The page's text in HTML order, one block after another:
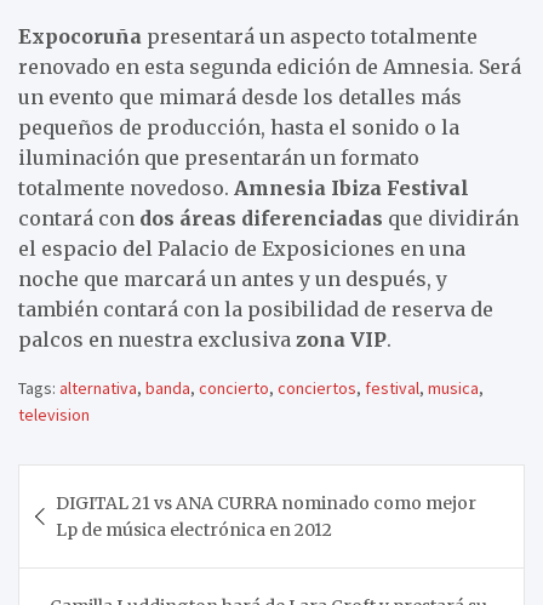
Expocoruña presentará un aspecto totalmente
renovado en esta segunda edición de Amnesia. Será
un evento que mimará desde los detalles más
pequeños de producción, hasta el sonido o la
iluminación que presentarán un formato
totalmente novedoso. Amnesia Ibiza Festival
contará con dos áreas diferenciadas que dividirán
el espacio del Palacio de Exposiciones en una
noche que marcará un antes y un después, y
también contará con la posibilidad de reserva de
palcos en nuestra exclusiva zona VIP.
Tags: alternativa, banda, concierto, conciertos, festival, musica,
television
de
entradas
DIGITAL 21 vs ANA CURRA nominado como mejor
Lp de música electrónica en 2012